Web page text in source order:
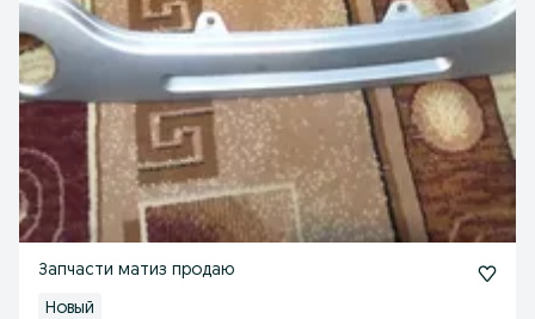
Запчасти матиз продаю
Новый